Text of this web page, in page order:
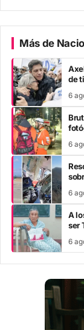
Más de
de
6
6
6
A
ser
6